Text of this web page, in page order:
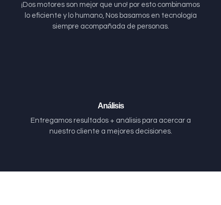
¡Dos motores son mejor que uno! por esto combinamos
lo eficiente y lo humano, Nos basamos en tecnología
siempre acompañada de personas.
Análisis
Entregamos resultados + análisis para acercar a
nuestro cliente a mejores decisiones.